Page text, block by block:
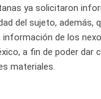
ya solicitaron
del sujeto, además,
de los
a fin de poder dar
materiales.